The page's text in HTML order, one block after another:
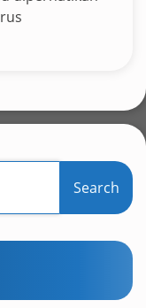
Search